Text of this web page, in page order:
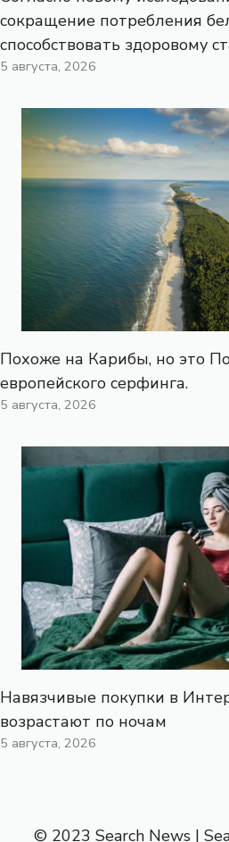
сокращение потребления
способствовать здоровому
5 августа, 2026
Похоже на Карибы, но это
европейского серфинга.
5 августа, 2026
Навязчивые покупки в
возрастают по ночам
5 августа, 2026
© 2023 Search News |